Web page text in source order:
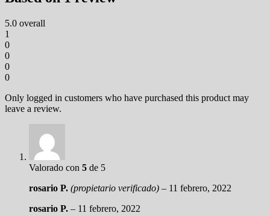
5.0 overall
1
0
0
0
0
Only logged in customers who have purchased this product may
leave a review.
Valorado con 5 de 5
rosario P. (propietario verificado) – 11 febrero, 2022
rosario P. – 11 febrero, 2022